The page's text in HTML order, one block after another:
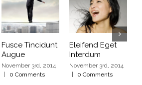
Fusce Tincidunt
Augue
November 3rd, 2014
0 Comments
Eleifend Eget
Interdum
November 3rd, 2014
0 Comments